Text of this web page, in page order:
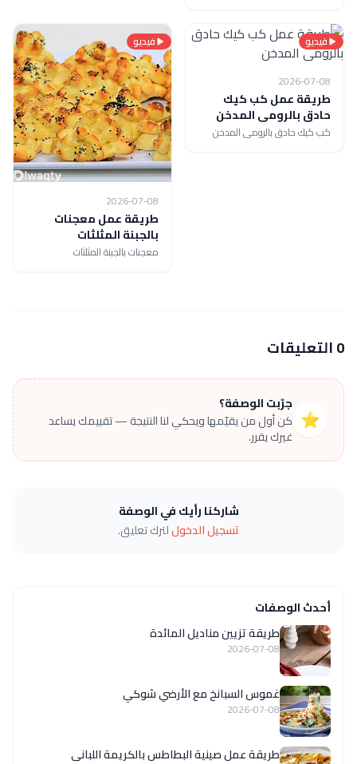
فيديو
2026-07-08
طريقة عمل كب كيك
حادق بالرومى المدخن
كب كيك حادق بالرومى المدخن
فيديو
2026-07-08
طريقة عمل معجنات
بالجبنة المثلثات
معجنات بالجبنة المثلثات
0 التعليقات
⭐
جرّبت الوصفة؟
كن أول من يقيّمها ويحكي لنا النتيجة — تقييمك يساعد
غيرك يقرر.
شاركنا رأيك في الوصفة
تسجيل الدخوللترك تعليق.
أحدث الوصفات
طريقة تزيين مناديل المائدة
2026-07-08
غموس السبانخ مع الأرضي شوكي
2026-07-08
طريقة عمل صينية البطاطس بالكريمة اللبانى